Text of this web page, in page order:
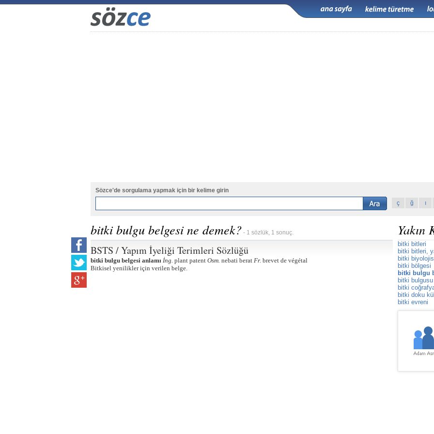
Sözce'de sorgulama yapmak için bir kelime girin
ç
ğ ı
bitki bulgu belgesi ne demek? - 1 sözlük, 1 sonuç.
BSTS / Yapım İyeliği Terimleri Sözlüğü
bitki bulgu belgesi anlamı İng. plant patent Osm. nebati berat Fr. brevet de végétal
Bitkisel yenilikler için verilen belge.
Yakın
bitki bitleri
bitki bitleri,
bitki
bitki bölgesi
bitki bulgu
bitki bulgusu
bitki
bitki doku
bitki evreni